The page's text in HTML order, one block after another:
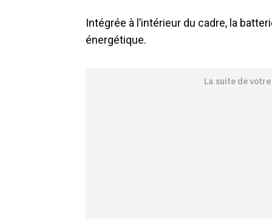
Intégrée à l’intérieur du cadre, la
énergétique.
La suite de